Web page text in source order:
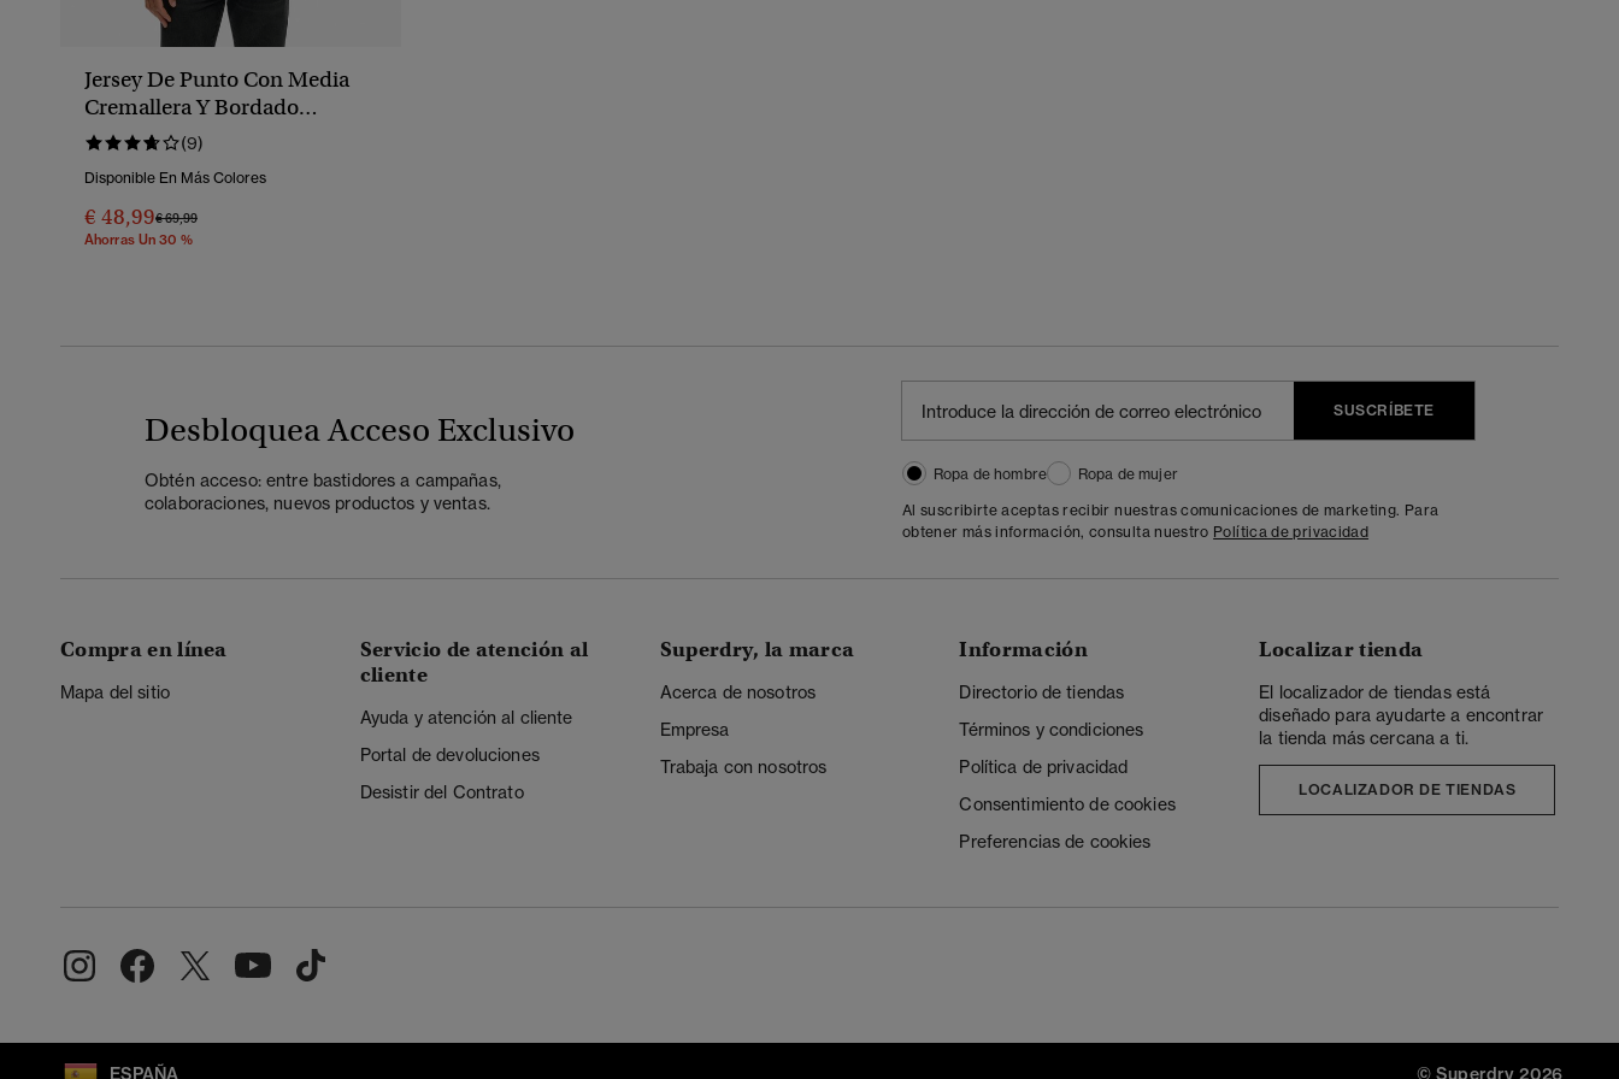
Jersey De Punto Con Media
Cremallera Y Bordado
Essential (9)
Disponible En Más Colores
€ 48,99Precio Rebajado De
€ 69,99A
Ahorras Un 30 %
Desbloquea Acceso Exclusivo
Obtén acceso: entre bastidores a campañas,
colaboraciones, nuevos productos y ventas.
SUSCRÍBETE
Ropa de hombre
Ropa de mujer
Al suscribirte aceptas recibir nuestras comunicaciones de marketing. Para
obtener más información, consulta nuestro Política de privacidad
Compra en línea
Mapa del sitio
Servicio de atención al
cliente
Ayuda y atención al cliente
Portal de devoluciones
Desistir del Contrato
Superdry, la marca
Acerca de nosotros
Empresa
Trabaja con nosotros
Información
Directorio de tiendas
Términos y condiciones
Política de privacidad
Consentimiento de cookies
Preferencias de cookies
Localizar tienda
El localizador de tiendas está
diseñado para ayudarte a encontrar
la tienda más cercana a ti.
LOCALIZADOR DE TIENDAS
ESPAÑA © Superdry 2026